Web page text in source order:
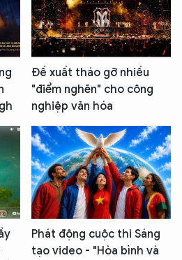
Đề xuất tháo gỡ nhiều
"điểm nghẽn" cho công
nghiệp văn hóa
Phát động cuộc thi Sáng
tạo video - "Hòa bình và
CỦA
điều gì bạn cần biết về
nhé. Tôi sẵn sàng hỗ trợ!